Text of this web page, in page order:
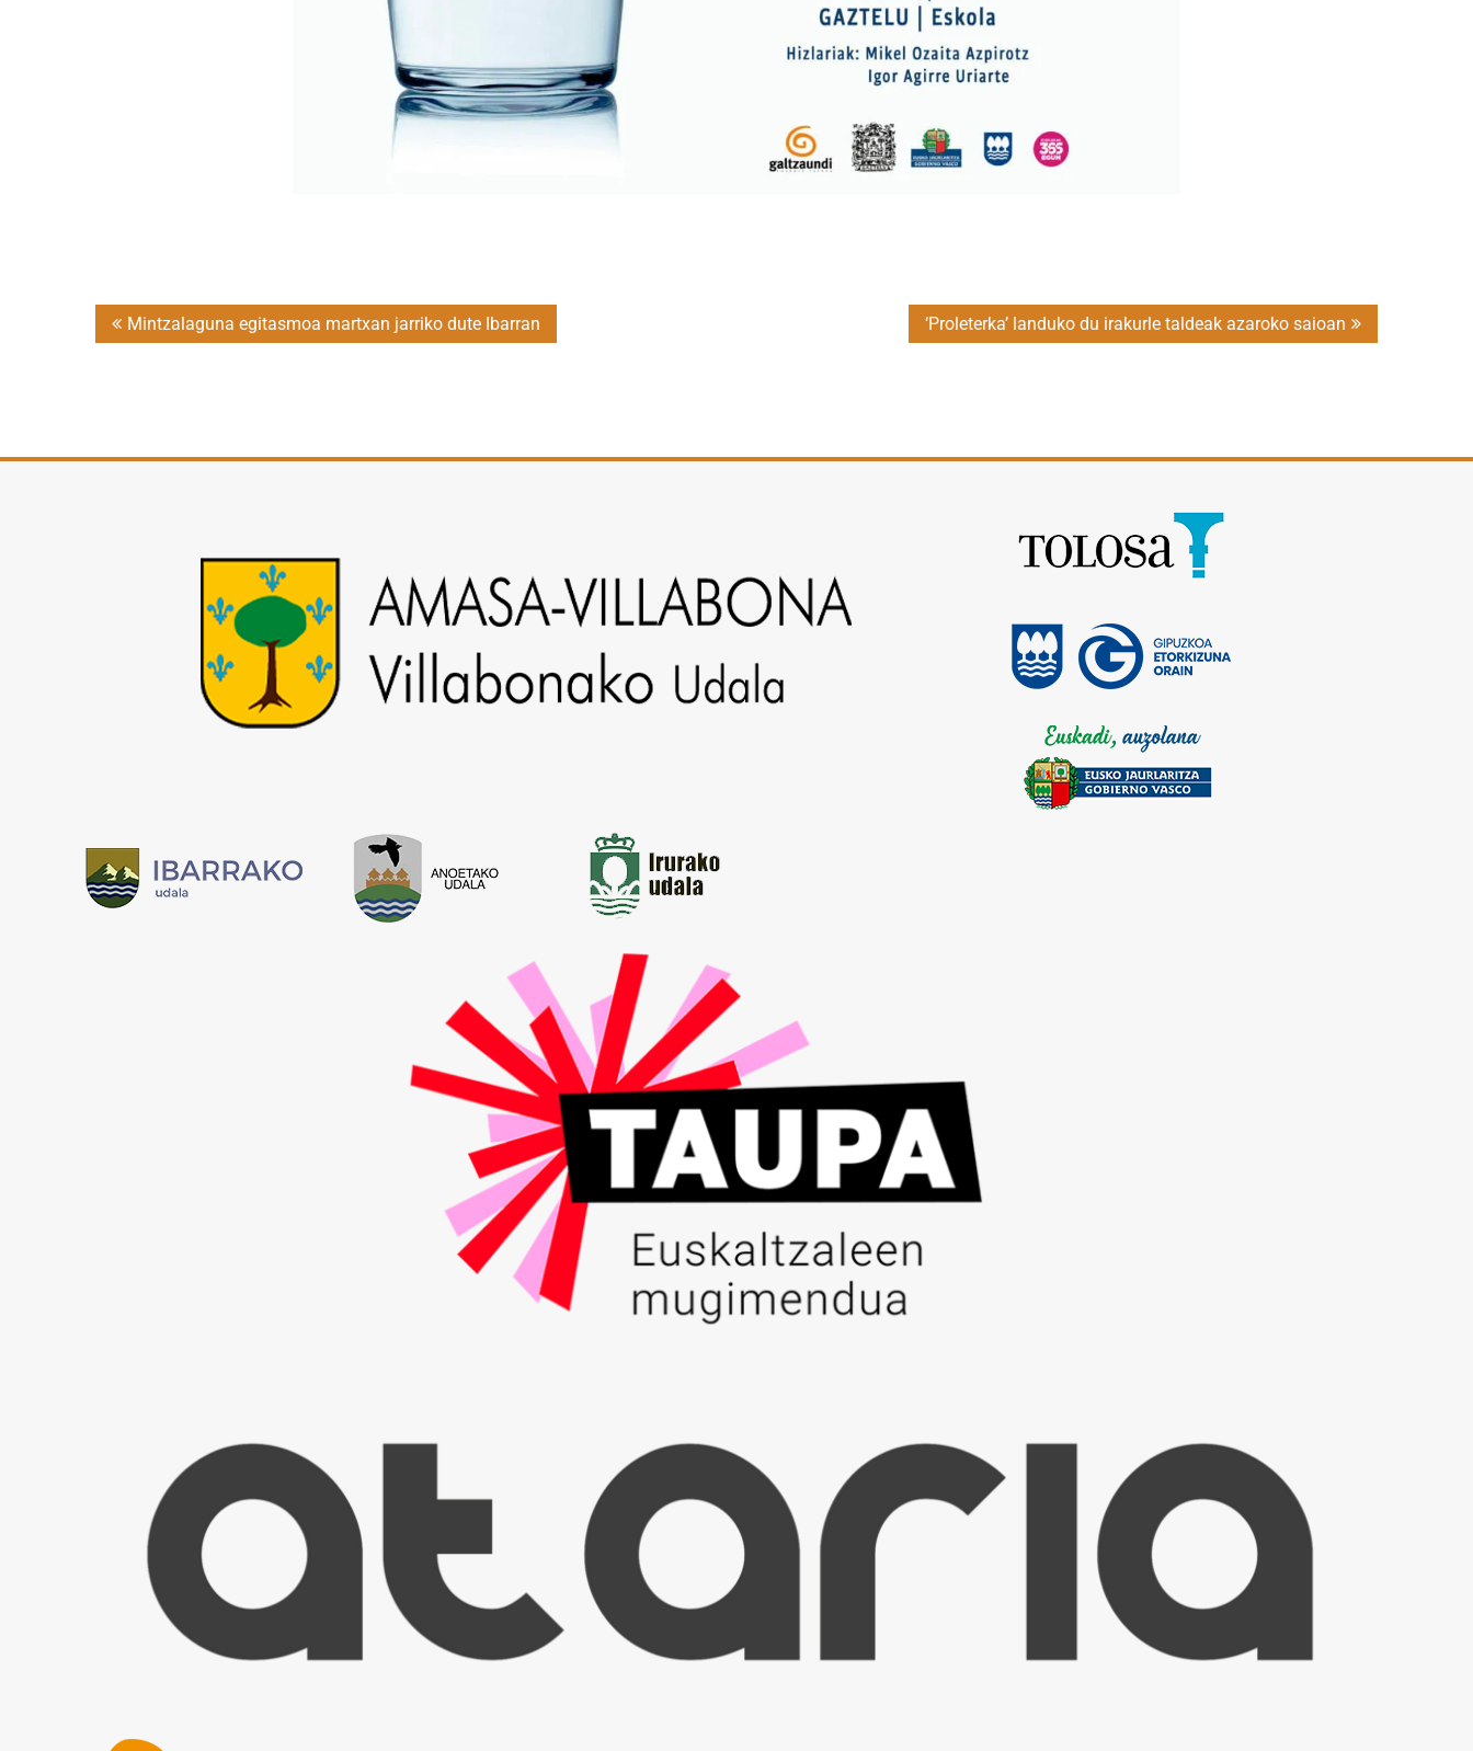
Post
navigation
Mintzalaguna egitasmoa martxan jarriko dute Ibarran ‘Proleterka’ landuko du irakurle taldeak azaroko saioan